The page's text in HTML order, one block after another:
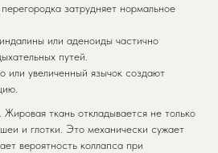
затрудняет нормальное
или аденоиды частично
путей.
или увеличенный язычок создают
ткань откладывается не только
и глотки. Это механически сужает
вероятность коллапса при